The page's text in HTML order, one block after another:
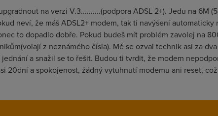
na verzi V.3..........(podpora ADSL 2+). Jedu na 6M
neví, že máš ADSL2+ modem, tak ti navýšení
to dopadlo dobře. Pokud budeš mít problém zavolej na
z neznámého čísla). Mě se ozval technik asi za
a snažil se to řešit. Budou ti tvrdit, že modem
20dní a spokojenost, žádný vytuhnutí modemu ani reset,